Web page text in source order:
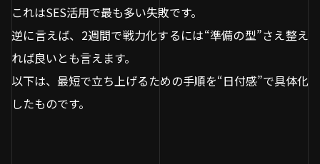
これはSES活用で最も多い失敗です。
逆に言えば、2週間で戦力化するには“準備の型”さえ整え
れば良いとも言えます。
以下は、最短で立ち上げるための手順を“日付感”で具体化
したものです。